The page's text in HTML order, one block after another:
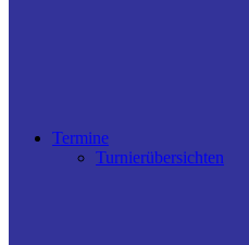
Termine
Turnierübersichten